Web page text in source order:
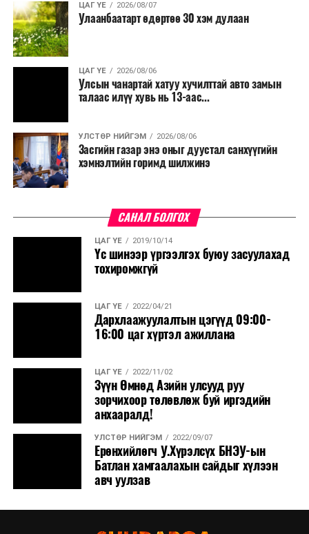
ЦАГ ҮЕ 2026/08/07
Улаанбаатарт өдөртөө 30 хэм дулаан
ЦАГ ҮЕ 2026/08/06
Улсын чанартай хатуу хучилттай авто замын
талаас илүү хувь нь 13-аас...
УЛСТӨР НИЙГЭМ 2026/08/06
Засгийн газар энэ оныг дуустал санхүүгийн
хэмнэлтийн горимд шилжинэ
САНАЛ БОЛГОХ
ЦАГ ҮЕ 2019/10/14
Үс шинээр үргээлгэх буюу засуулахад
тохиромжгүй
ЦАГ ҮЕ 2022/04/21
Дархлаажуулалтын цэгүүд 09:00-
16:00 цаг хүртэл ажиллана
ЦАГ ҮЕ 2022/11/02
Зүүн Өмнөд Азийн улсууд руу
зорчихоор төлөвлөж буй иргэдийн
анхааралд!
УЛСТӨР НИЙГЭМ 2022/09/07
Ерөнхийлөгч У.Хүрэлсүх БНЭУ-ын
Батлан хамгаалахын сайдыг хүлээн
авч уулзав